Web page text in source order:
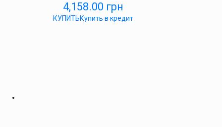
4,158.00 грн
КУПИТЬКупить в кредит